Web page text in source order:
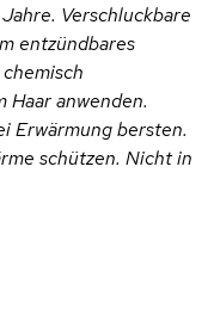
Verschluckbare
entzündbares
anwenden.
Erwärmung bersten.
schützen. Nicht in